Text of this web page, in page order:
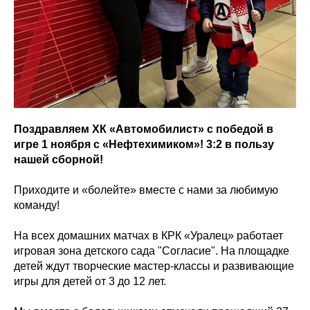
Поздравляем ХК «Автомобилист» с победой в
игре 1 ноября с «Нефтехимиком»! 3:2 в пользу
нашей сборной!
Приходите и «болейте» вместе с нами за любимую
команду!
На всех домашних матчах в КРК «Уралец» работает
игровая зона детского сада "Согласие". На площадке
детей ждут творческие мастер-классы и развивающие
игры для детей от 3 до 12 лет.